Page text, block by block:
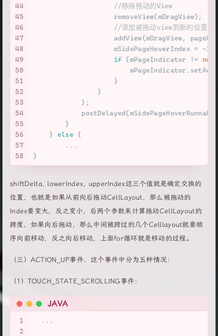
44
45
46
47
48
49
50
51
52
53
54
55
56
57
58
//移除拖动的View
                    removeView(mDragView);
//添加被拖动view到新的位置
addView(mDragView,
                    mSidePageHoverIndex = -
1
if (mPageIndicator != null
                    }
                }
            };
        }
    }
else {
        ...
}
shiftDelta, lowerIndex, upperIndex这三个值就是确定交换的
位置，也就是如果从前向后拖动CellLayout，那么被拖动的
Index要变大，反之变小，后两个参数来计算拖动CellLayout的
跨度，如果向后拖动，那么中间被跨过的几个Celllayout就要顺
序向前移动，反之向后移动，上面for循环就是移动的过程。
（三）ACTION_UP事件，这个事件中分为五种情况：
（1）TOUCH_STATE_SCROLLING事件：
JAVA
1
2
  ...